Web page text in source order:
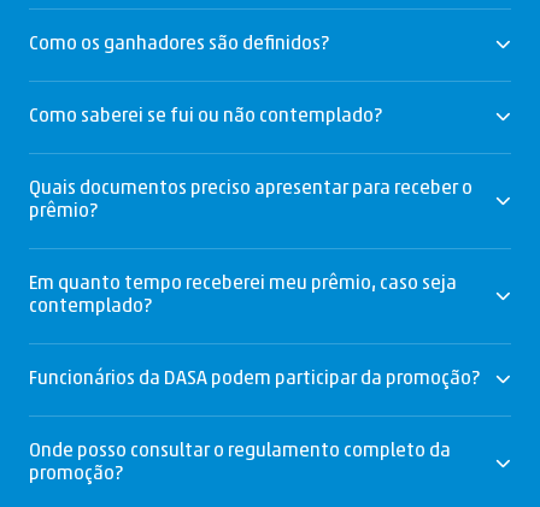
Como os ganhadores são definidos?
Como saberei se fui ou não contemplado?
Quais documentos preciso apresentar para receber o
prêmio?
Em quanto tempo receberei meu prêmio, caso seja
contemplado?
Funcionários da DASA podem participar da promoção?
Onde posso consultar o regulamento completo da
promoção?